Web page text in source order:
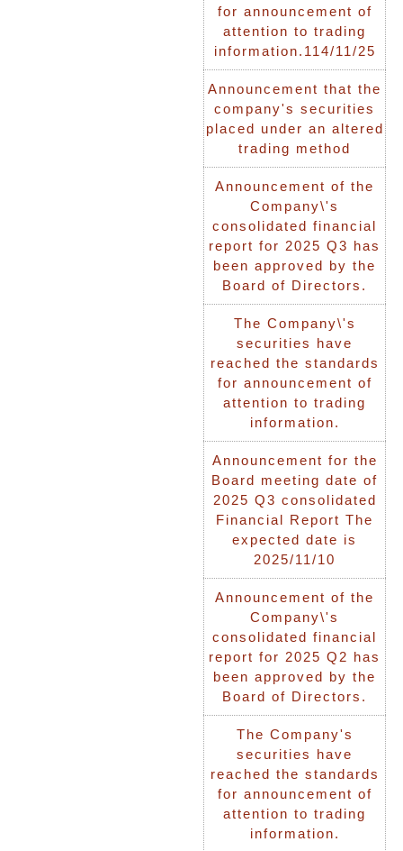
for announcement of
attention to trading
information.114/11/25
Announcement that the
company's securities
placed under an altered
trading method
Announcement of the
Company\'s
consolidated financial
report for 2025 Q3 has
been approved by the
Board of Directors.
The Company\'s
securities have
reached the standards
for announcement of
attention to trading
information.
Announcement for the
Board meeting date of
2025 Q3 consolidated
Financial Report The
expected date is
2025/11/10
Announcement of the
Company\'s
consolidated financial
report for 2025 Q2 has
been approved by the
Board of Directors.
The Company's
securities have
reached the standards
for announcement of
attention to trading
information.